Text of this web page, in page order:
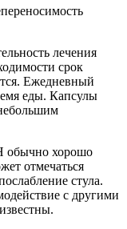
лечения
срок
Ежедневный
еды. Капсулы
обычно хорошо
отмечаться
стула.
с другими